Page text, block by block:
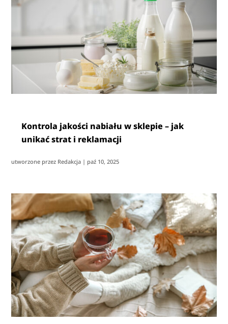
Kontrola jakości nabiału w sklepie – jak
unikać strat i reklamacji
utworzone przez Redakcja | paź 10, 2025